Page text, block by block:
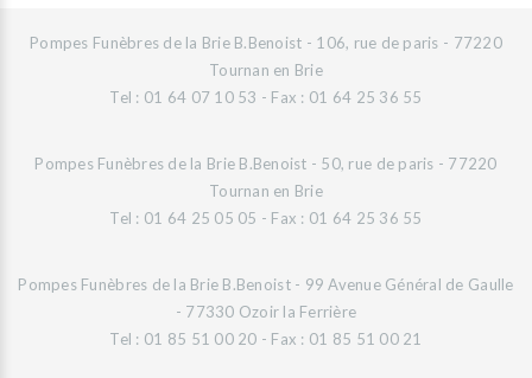
Pompes Funèbres de la Brie B.Benoist - 106, rue de paris - 77220
Tournan en Brie
Tel : 01 64 07 10 53 - Fax : 01 64 25 36 55
Pompes Funèbres de la Brie B.Benoist - 50, rue de paris - 77220
Tournan en Brie
Tel : 01 64 25 05 05 - Fax : 01 64 25 36 55
Pompes Funèbres de la Brie B.Benoist - 99 Avenue Général de Gaulle
- 77330 Ozoir la Ferrière
Tel : 01 85 51 00 20 - Fax : 01 85 51 00 21